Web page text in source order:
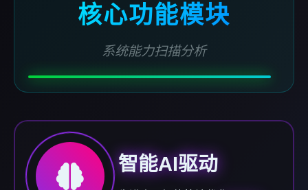
核心功能模块
系统能力扫描分析
智能AI驱动